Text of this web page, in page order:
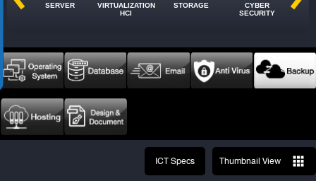
SERVER
VIRTUALIZATION
HCI
STORAGE
CYBER
SECURITY
ICT Specs Thumbnail View